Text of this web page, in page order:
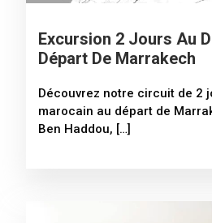
Excursion 2 Jours Au
Départ De Marrakech
Découvrez notre circuit de 2
marocain au départ de
Ben Haddou, […]